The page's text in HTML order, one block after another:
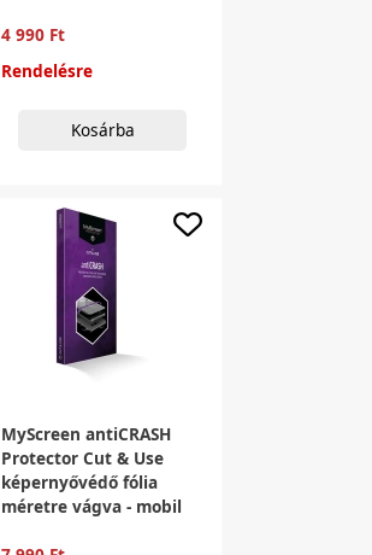
4 990 Ft
Rendelésre
Kosárba
MyScreen antiCRASH
Protector Cut & Use
képernyővédő fólia
méretre vágva - mobil